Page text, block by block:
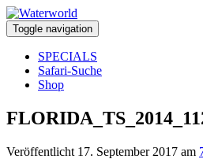
Toggle navigation
SPECIALS
Safari-Suche
Shop
Veröffentlicht 17. September 2017 am